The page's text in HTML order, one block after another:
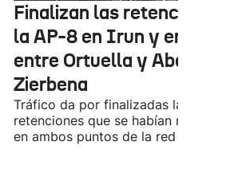
Finalizan las retenciones
la AP-8 en Irun y en la A-8
entre Ortuella y Abanto-
Zierbena
Tráfico da por finalizadas las
retenciones que se habían registrado
en ambos puntos de la red viaria